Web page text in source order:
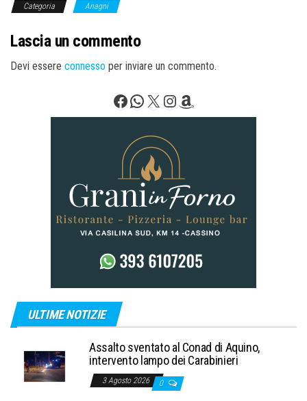
Categoria Anagni
Lascia un commento
Devi essere connesso per inviare un commento.
Facebook
WhatsApp
X Instagram
Amazon
ULTIME NOTIZIE
Assalto sventato al Conad di Aquino,
intervento lampo dei Carabinieri
3 Agosto 2026 0